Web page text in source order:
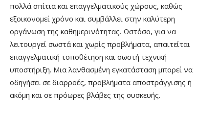
πολλά σπίτια και επαγγελματικούς χώρους, καθώς
εξοικονομεί χρόνο και συμβάλλει στην καλύτερη
οργάνωση της καθημερινότητας. Ωστόσο, για να
λειτουργεί σωστά και χωρίς προβλήματα, απαιτείται
επαγγελματική τοποθέτηση και σωστή τεχνική
υποστήριξη. Μια λανθασμένη εγκατάσταση μπορεί να
οδηγήσει σε διαρροές, προβλήματα αποστράγγισης ή
ακόμη και σε πρόωρες βλάβες της συσκευής.